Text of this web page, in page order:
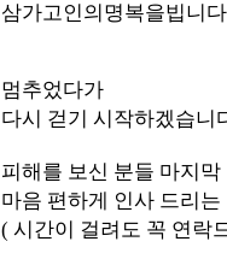
삼가고인의명복을빕니
멈추었다가
다시 걷기 시작하겠습니
피해를 보신 분들 마지막
마음 편하게 인사 드리
( 시간이 걸려도 꼭 연락